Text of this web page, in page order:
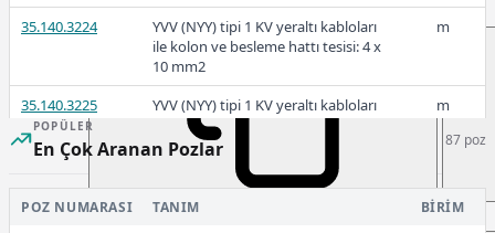
2023-1
89,00 14,30
80,00 9,20
35.140.3224
YVV (NYY) tipi 1 KV yeraltı kabloları
ile kolon ve besleme hattı tesisi: 4 x
10 mm2
m
35.140.3225
YVV (NYY) tipi 1 KV yeraltı kabloları
ile kolon ve besleme hattı tesisi: 4 x
16 mm2
m
35.140.3226
YVV (NYY) tipi 1 KV yeraltı kabloları
ile kolon ve besleme hattı tesisi: 4 x
m
POPÜLER
En Çok Aranan Pozlar 87 poz
POZ NUMARASI TANIM BIRIM